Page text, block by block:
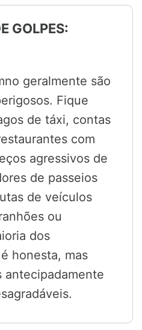
GOLPES:
geralmente são
Fique
de táxi, contas
com
agressivos de
de passeios
de veículos
ou
dos
honesta, mas
antecipadamente